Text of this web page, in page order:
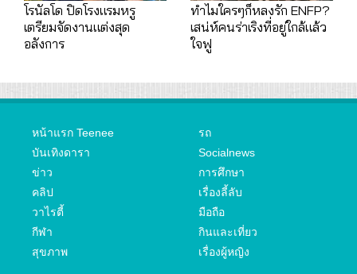
โรนัลโด ปิดโรงแรมหรู
เตรียมจัดงานแต่งสุด
อลังการ
ทำไมใครๆก็หลงรัก ENFP?
เสน่ห์คนร่าเริงที่อยู่ใกล้แล้ว
ใจฟู
หน้าแรก Teenee
บันเทิงดารา
ข่าว
คลิป
วาไรตี้
กีฬา
สุขภาพ
รถ
Socialnews
การศึกษา
เรื่องลี้ลับ
มือถือ
กินและเที่ยว
เรื่องผู้หญิง